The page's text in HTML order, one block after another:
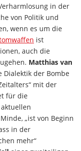
in der
von Politik und
wenn es um die
ist
auch die
Matthias van
Dialektik der Bombe
mit der
für die
„ist von Beginn
in der
mehr“